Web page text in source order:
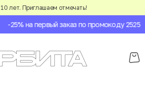
лет. Приглашаем отмечать!
-25% на первый заказ по промокоду 2525